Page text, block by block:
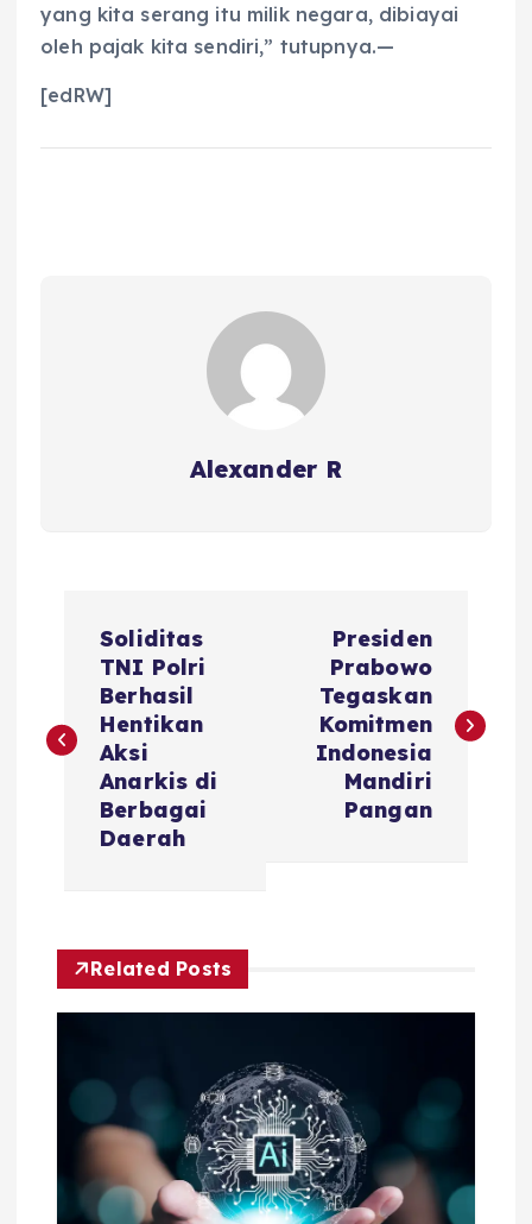
yang kita serang itu milik negara, dibiayai
oleh pajak kita sendiri,” tutupnya.—
[edRW]
Alexander R
s
v
Soliditas
TNI Polri
Berhasil
Hentikan
Aksi
Anarkis di
Berbagai
Daerah
Presiden
Prabowo
Tegaskan
Komitmen
Indonesia
Mandiri
Pangan
Related Posts